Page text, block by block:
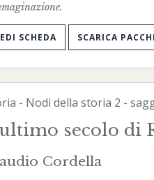
SCHEDA SCARICA
- Nodi della storia 2 -
secolo di
Cordella